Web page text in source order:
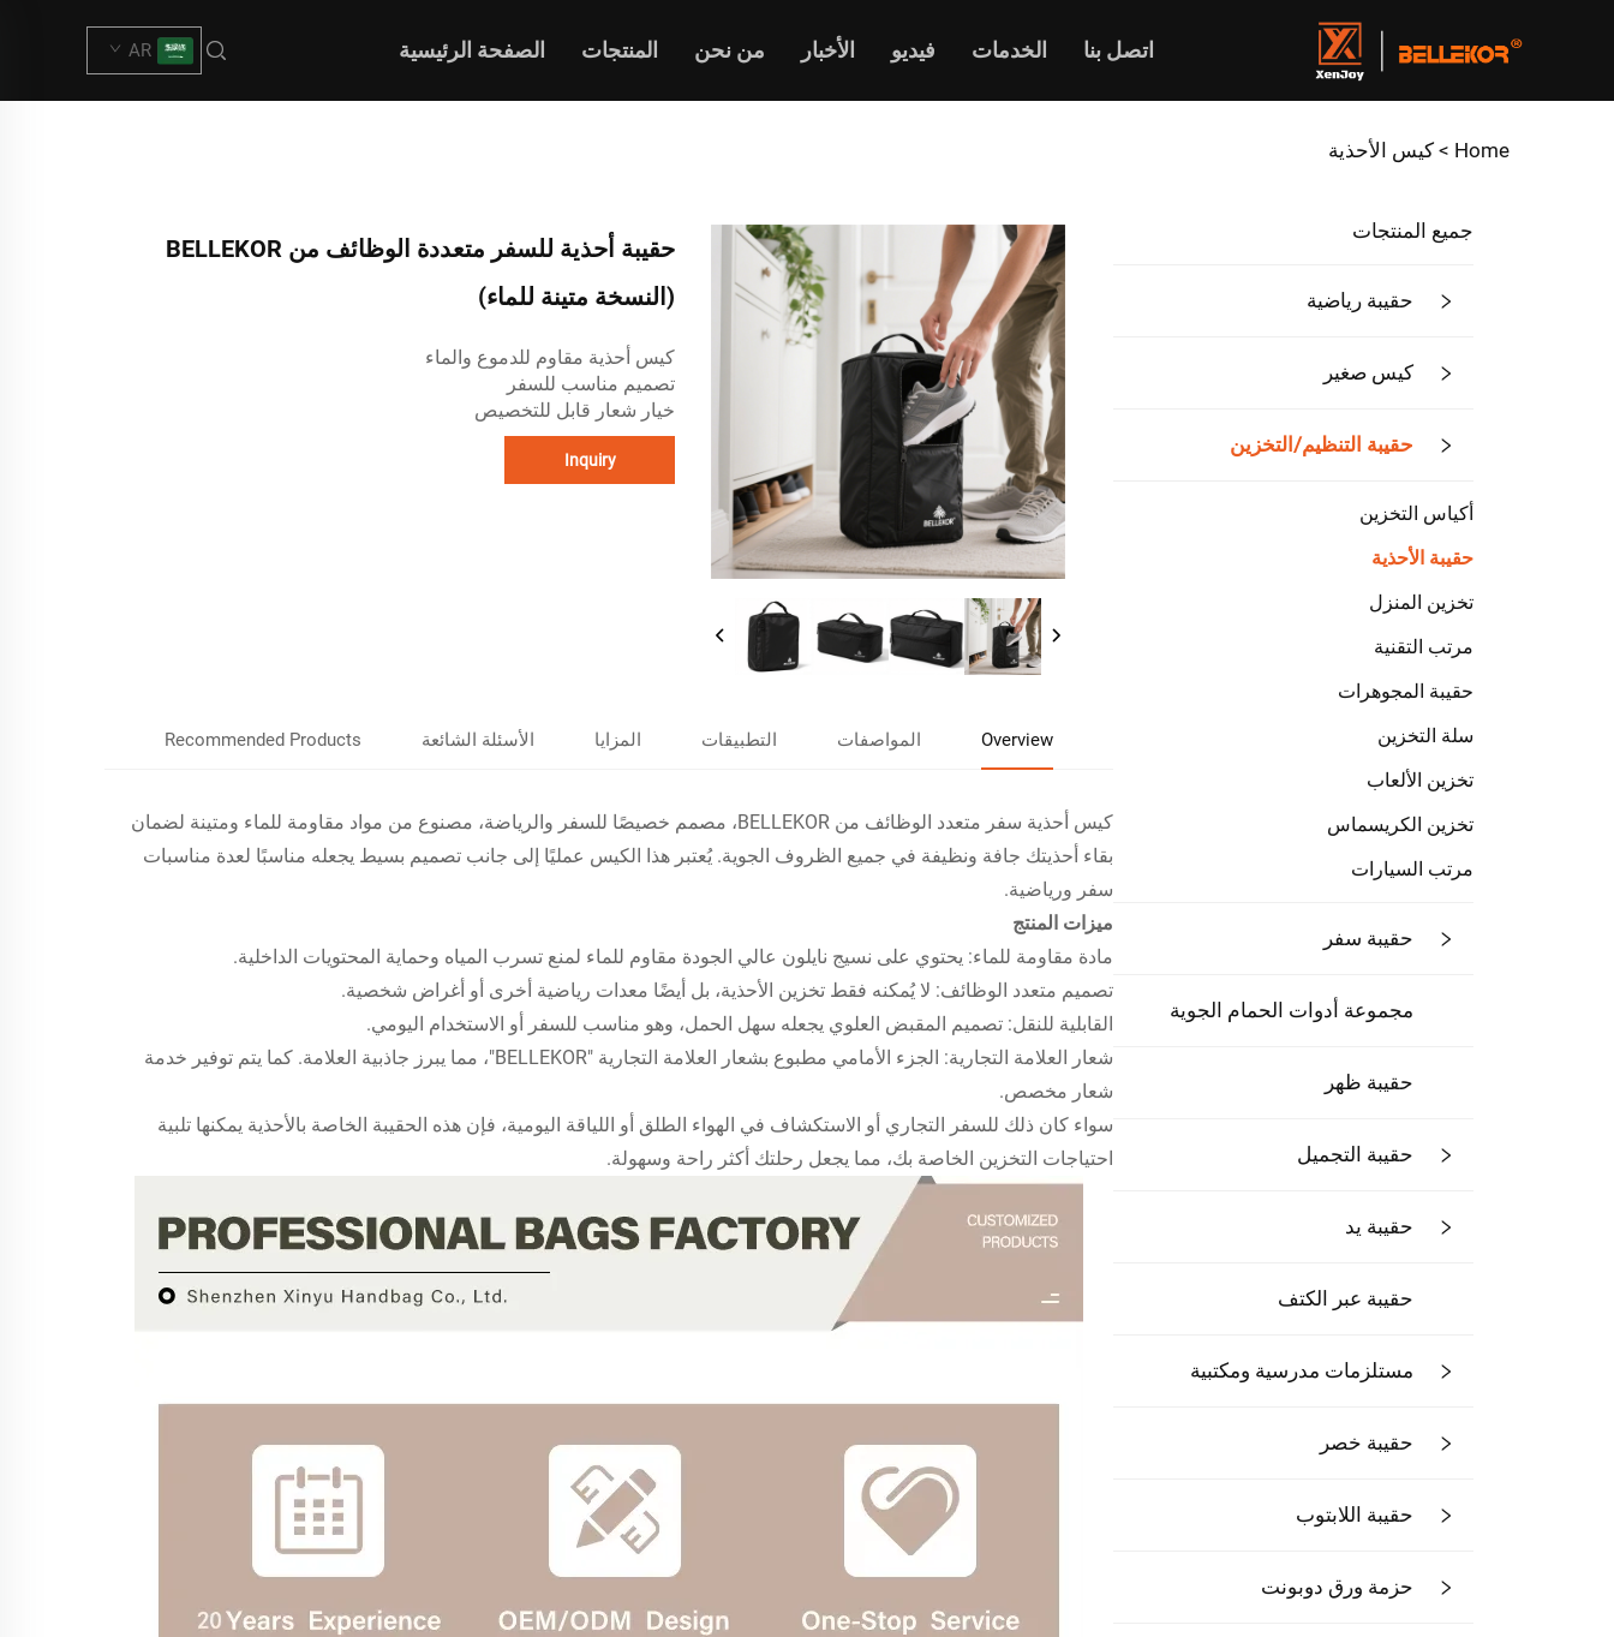
الصفحة الرئيسية المنتجات من نحن الأخبار فيديو الخدمات اتصل بنا AR
Home > كيس الأحذية
جميع المنتجات
حقيبة رياضية
كيس صغير
حقيبة التنظيم/التخزين
أكياس التخزين
حقيبة الأحذية
تخزين المنزل
مرتب التقنية
حقيبة المجوهرات
سلة التخزين
تخزين الألعاب
تخزين الكريسماس
مرتب السيارات
حقيبة سفر
مجموعة أدوات الحمام الجوية
حقيبة ظهر
حقيبة التجميل
حقيبة يد
حقيبة عبر الكتف
مستلزمات مدرسية ومكتبية
حقيبة خصر
حقيبة اللابتوب
حزمة ورق دوبونت
حقيبة أحذية للسفر متعددة الوظائف من BELLEKOR
(النسخة متينة للماء)
كيس أحذية مقاوم للدموع والماء
تصميم مناسب للسفر
خيار شعار قابل للتخصيص
Inquiry
Overview المواصفات التطبيقات المزايا الأسئلة الشائعة Recommended Products
كيس أحذية سفر متعدد الوظائف من BELLEKOR، مصمم خصيصًا للسفر والرياضة، مصنوع من مواد مقاومة للماء ومتينة لضمان
بقاء أحذيتك جافة ونظيفة في جميع الظروف الجوية. يُعتبر هذا الكيس عمليًا إلى جانب تصميم بسيط يجعله مناسبًا لعدة مناسبات
سفر ورياضية.
ميزات المنتج
مادة مقاومة للماء: يحتوي على نسيج نايلون عالي الجودة مقاوم للماء لمنع تسرب المياه وحماية المحتويات الداخلية.
تصميم متعدد الوظائف: لا يُمكنه فقط تخزين الأحذية، بل أيضًا معدات رياضية أخرى أو أغراض شخصية.
القابلية للنقل: تصميم المقبض العلوي يجعله سهل الحمل، وهو مناسب للسفر أو الاستخدام اليومي.
شعار العلامة التجارية: الجزء الأمامي مطبوع بشعار العلامة التجارية "BELLEKOR"، مما يبرز جاذبية العلامة. كما يتم توفير خدمة
شعار مخصص.
سواء كان ذلك للسفر التجاري أو الاستكشاف في الهواء الطلق أو اللياقة اليومية، فإن هذه الحقيبة الخاصة بالأحذية يمكنها تلبية
احتياجات التخزين الخاصة بك، مما يجعل رحلتك أكثر راحة وسهولة.